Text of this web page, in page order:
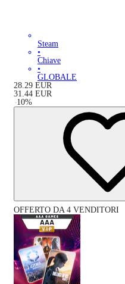
Steam
•
Chiave
•
GLOBALE
28.29 EUR
31.44 EUR
-10%
OFFERTO DA 4 VENDITORI